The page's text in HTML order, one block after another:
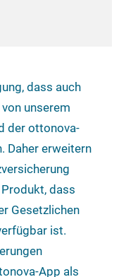
dass auch
unserem
der ottonova-
Daher erweitern
dass
Gesetzlichen
ist.
App als